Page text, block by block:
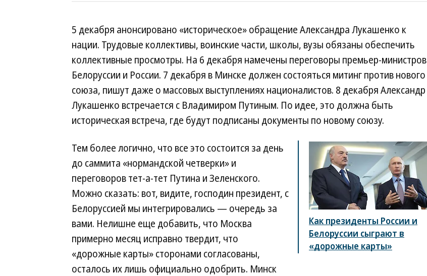
5 декабря анонсировано «историческое» обращение Александра Лукашенко к
нации. Трудовые коллективы, воинские части, школы, вузы обязаны обеспечить
коллективные просмотры. На 6 декабря намечены переговоры премьер-министров
Белоруссии и России. 7 декабря в Минске должен состояться митинг против нового
союза, пишут даже о массовых выступлениях националистов. 8 декабря Александр
Лукашенко встречается с Владимиром Путиным. По идее, это должна быть
историческая встреча, где будут подписаны документы по новому союзу.
Как президенты России и
Белоруссии сыграют в
«дорожные карты»
Тем более логично, что все это состоится за день
до саммита «нормандской четверки» и
переговоров тет-а-тет Путина и Зеленского.
Можно сказать: вот, видите, господин президент, с
Белоруссией мы интегрировались — очередь за
вами. Нелишне еще добавить, что Москва
примерно месяц исправно твердит, что
«дорожные карты» сторонами согласованы,
осталось их лишь официально одобрить. Минск